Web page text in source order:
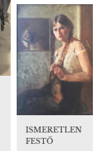
ISMERETLEN
FESTŐ